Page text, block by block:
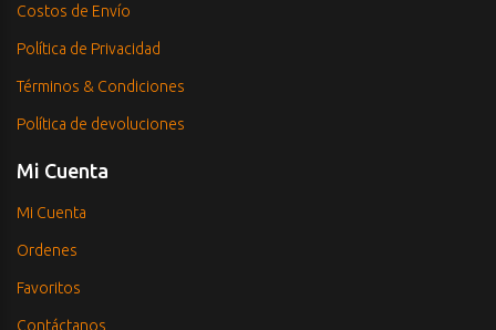
Costos de Envío
Política de Privacidad
Términos & Condiciones
Política de devoluciones
Mi Cuenta
Mi Cuenta
Ordenes
Favoritos
Contáctanos